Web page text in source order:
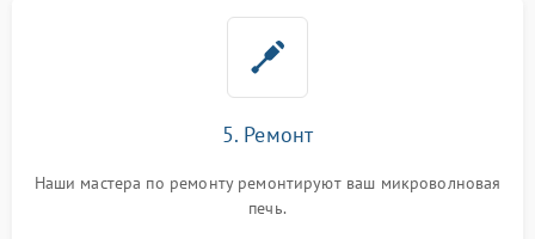
5. Ремонт
Наши мастера по ремонту ремонтируют ваш микроволновая
печь.